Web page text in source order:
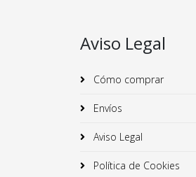
Aviso Legal
Cómo comprar
Envíos
Aviso Legal
Política de Cookies